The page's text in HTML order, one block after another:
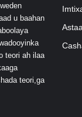
u baahan
teori ah ilaa
teori,ga